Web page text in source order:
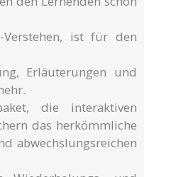
ist für den
Erläuterungen und
die interaktiven
das herkömmliche
abwechslungsreichen